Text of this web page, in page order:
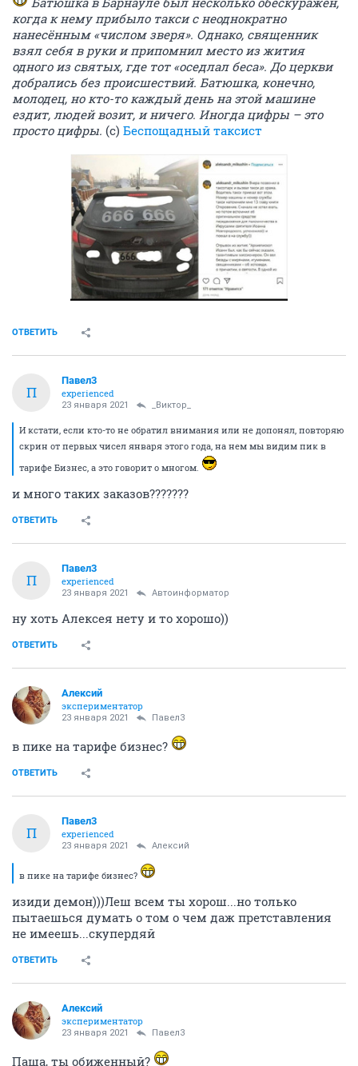
когда к нему прибыло такси с неоднократно
нанесённым «числом зверя». Однако, священник
взял себя в руки и припомнил место из жития
одного из святых, где тот «оседлал беса». До церкви
добрались без происшествий. Батюшка, конечно,
молодец, но кто-то каждый день на этой машине
ездит, людей возит, и ничего. Иногда цифры – это
просто цифры. (c) Беспощадный таксист
ОТВЕТИТЬ
П
Павел3
experienced
23 января 2021 _Виктор_
И кстати, если кто-то не обратил внимания или не допонял, повторяю
скрин от первых чисел января этого года, на нем мы видим пик в
тарифе Бизнес, а это говорит о многом.
и много таких заказов???????
ОТВЕТИТЬ
П
Павел3
experienced
23 января 2021 Автоинформатор
ну хоть Алексея нету и то хорошо))
ОТВЕТИТЬ
Алексий
экспериментатор
23 января 2021 Павел3
в пике на тарифе бизнес?
ОТВЕТИТЬ
П
Павел3
experienced
23 января 2021 Алексий
в пике на тарифе бизнес?
изиди демон)))Леш всем ты хорош...но только
пытаешься думать о том о чем даж претставления
не имеешь...скупердяй
ОТВЕТИТЬ
Алексий
экспериментатор
23 января 2021 Павел3
Паша, ты обиженный?